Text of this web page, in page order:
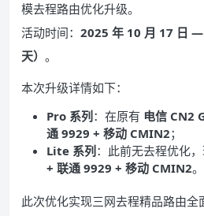
模去程路由优化升级。
活动时间： 2025 年 10 月 17 日
天） 。
本次升级详情如下：
Pro 系列 ：在原有 电信 CN2
通 9929 + 移动 CMIN2；
Lite 系列 ：此前无去程优化
+ 联通 9929 + 移动 CMIN2。
此次优化实现三网去程精品路由全